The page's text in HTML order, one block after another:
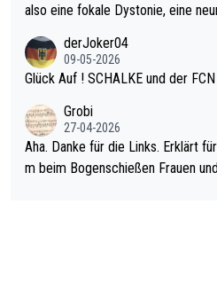
also eine fokale Dystonie, eine
erden, im Arm hat. Und, dass
be immer noch, dass sehr viele
diese könnten teils wirksam
man nur zum Neurologen und
derJoker04
09-05-2026
Glück Auf ! SCHALKE und der
Grobi
27-04-2026
Aha. Danke für die Links. Erklärt
m beim Bogenschießen Frauen